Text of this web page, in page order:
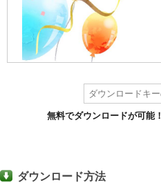
無料でダウンロードが可能！
ダウンロード方法